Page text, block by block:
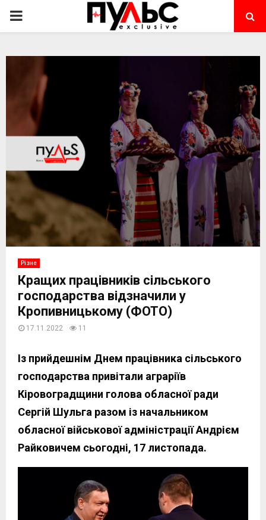
PRIMARY
Різне
Кращих працівників сільського
господарства відзначили у
Кропивницькому (ФОТО)
17.11.2022 11
Із прийдешнім Днем працівника сільського
господарства привітали аграріїв
Кіровоградщини голова обласної ради
Сергій Шульга разом із начальником
обласної військової адміністрації Андрієм
Райковичем сьогодні, 17 листопада.